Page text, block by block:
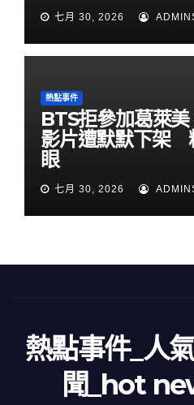
七月 30, 2026
熱點事件
BTS拒參加葛萊
影片遭默默下架
眼
七月 30, 2026
熱點事件_人
聞_hot